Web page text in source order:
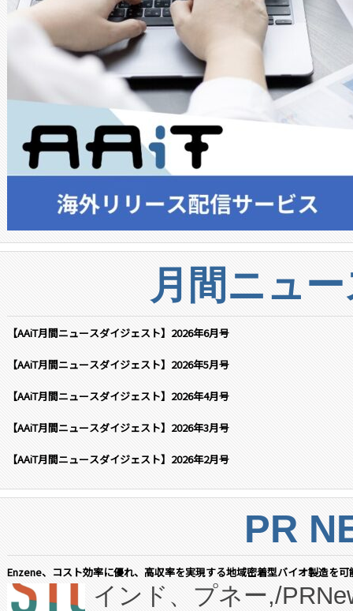
月間ニュ
【AAiT月間ニュースダイジェスト】2026年6月号
【AAiT月間ニュースダイジェスト】2026年5月号
【AAiT月間ニュースダイジェスト】2026年4月号
【AAiT月間ニュースダイジェスト】2026年3月号
【AAiT月間ニュースダイジェスト】2026年2月号
PR
Enzene、コスト効率に優れ、高収率を実現する地域密着型バイオ製造を
インド、プネー,/